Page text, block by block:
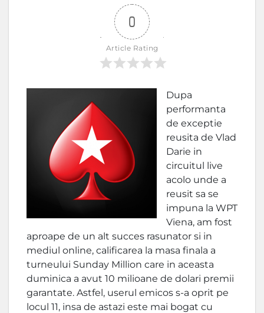
0
Article Rating
Dupa
performanta
de exceptie
reusita de Vlad
Darie in
circuitul live
acolo unde a
reusit sa se
impuna la WPT
Viena, am fost
aproape de un alt succes rasunator si in
mediul online, calificarea la masa finala a
turneului Sunday Million care in aceasta
duminica a avut 10 milioane de dolari premii
garantate. Astfel, userul emicos s-a oprit pe
locul 11, insa de astazi este mai bogat cu